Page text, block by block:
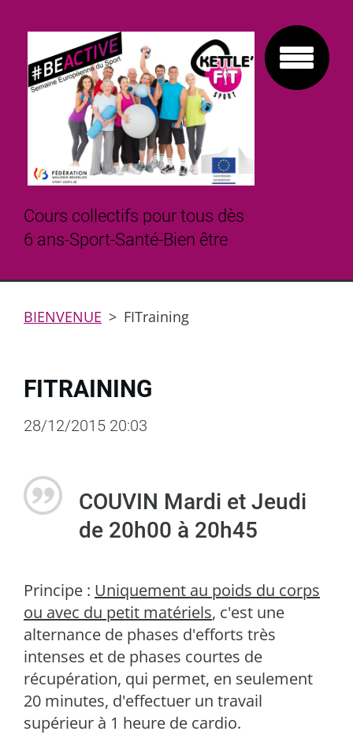
Cours collectifs pour tous dès
6 ans-Sport-Santé-Bien être
BIENVENUE > FITraining
FITRAINING
28/12/2015 20:03
COUVIN Mardi et Jeudi
de 20h00 à 20h45
Principe : Uniquement au poids du corps
ou avec du petit matériels, c'est une
alternance de phases d'efforts très
intenses et de phases courtes de
récupération, qui permet, en seulement
20 minutes, d'effectuer un travail
supérieur à 1 heure de cardio.